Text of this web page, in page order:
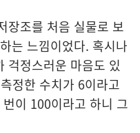
장조를 처음 실물로 보
는 느낌이었다. 혹시나
걱정스러운 마음도 있
정한 수치가 6이라고
이 100이라고 하니 그